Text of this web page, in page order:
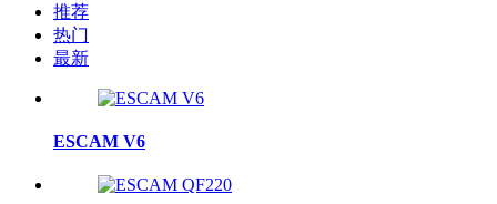
推荐
热门
最新
ESCAM V6